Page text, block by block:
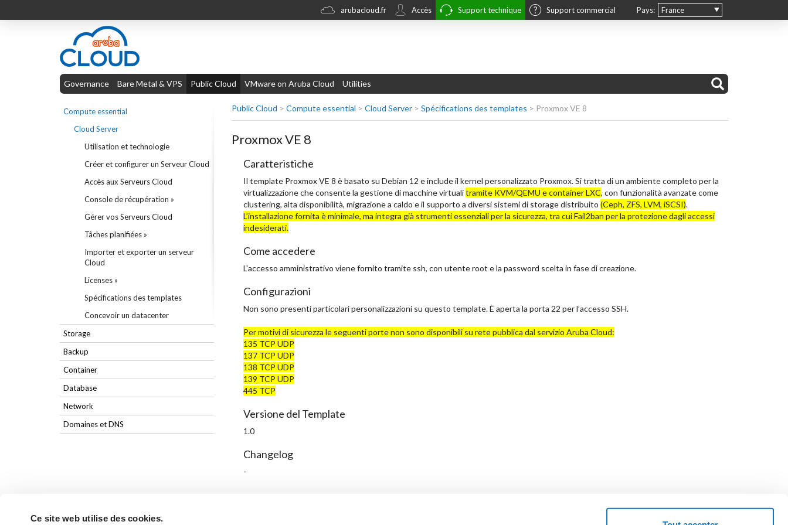
Ce site web utilise des cookies.
Pays: France
arubacloud.fr Accès Support technique Support commercial
Governance Bare Metal & VPS Public Cloud VMware on Aruba Cloud Utilities
Compute essential
Cloud Server
Utilisation et technologie
Créer et configurer un Serveur Cloud
Accès aux Serveurs Cloud
Console de récupération »
Gérer vos Serveurs Cloud
Tâches planifiées »
Importer et exporter un serveur
Cloud
Licenses »
Spécifications des templates
Concevoir un datacenter
Storage
Backup
Container
Database
Network
Domaines et DNS
Public Cloud > Compute essential > Cloud Server> Spécifications des templates > Proxmox VE 8
Proxmox VE 8
Caratteristiche
Il template Proxmox VE 8 è basato su Debian 12 e include il kernel personalizzato Proxmox. Si tratta di un ambiente completo per la
virtualizzazione che consente la gestione di macchine virtualitramite KVM/QEMU e container LXC, con funzionalità avanzate come
clustering, alta disponibilità, migrazione a caldo e il supporto a diversi sistemi di storage distribuito (Ceph, ZFS, LVM, iSCSI).
L’installazione fornita è minimale, ma integra già strumenti essenziali per la sicurezza, tra cui Fail2ban per la protezione dagli accessi
indesiderati.
Come accedere
L'accesso amministrativo viene fornito tramite ssh, con utente root e la password scelta in fase di creazione.
Configurazioni
Non sono presenti particolari personalizzazioni su questo template. È aperta la porta 22 per l’accesso SSH.
Per motivi di sicurezza le seguenti porte non sono disponibili su rete pubblica dal servizio Aruba Cloud:
135 TCP UDP
137 TCP UDP
138 TCP UDP
139 TCP UDP
445 TCP
Versione del Template
1.0
Changelog
-